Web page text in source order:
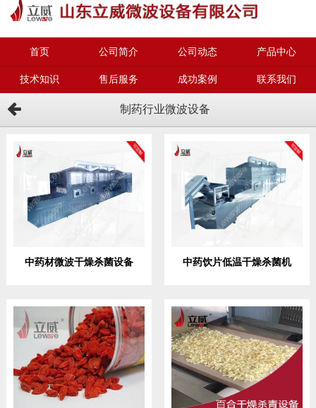
首页 公司简介 公司动态 产品中心
技术知识 售后服务 成功案例 联系我们
制药行业微波设备
中药材微波干燥杀菌设备 中药饮片低温干燥杀菌机